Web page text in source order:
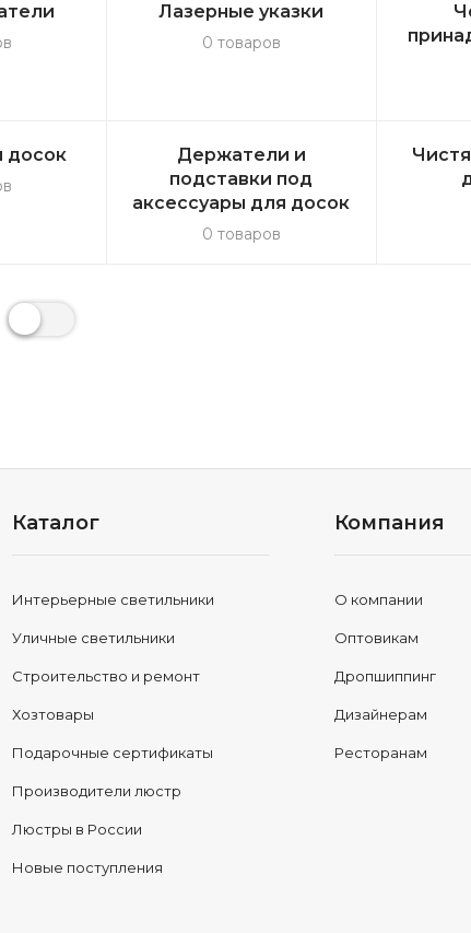
Лазерные указки
0 товаров
досок
Держатели и
подставки под
аксессуары для досок
0 товаров
Каталог
Интерьерные светильники
Уличные светильники
Строительство и ремонт
Хозтовары
Подарочные сертификаты
Производители люстр
Люстры в России
Новые поступления
Компания
О компании
Оптовикам
Дропшиппинг
Дизайнерам
Ресторанам